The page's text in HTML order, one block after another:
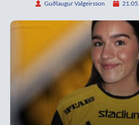
Guðlaugur Valgeirsson